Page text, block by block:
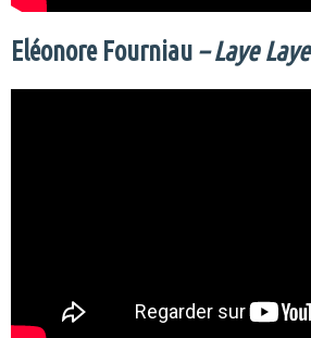
Eléonore Fourniau – Laye Laye